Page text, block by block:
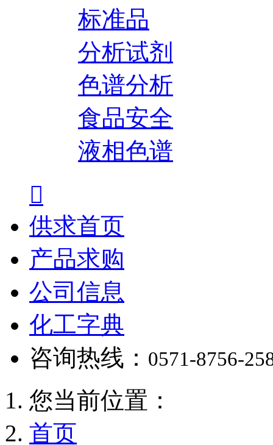
标准品
分析试剂
色谱分析
食品安全
液相色谱

供求首页
产品求购
公司信息
化工字典
咨询热线： 0571-8756-
您当前位置：
首页